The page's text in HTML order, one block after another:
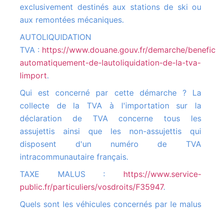
exclusivement destinés aux stations de ski ou
aux remontées mécaniques.
AUTOLIQUIDATION
TVA : https://www.douane.gouv.fr/demarche/
automatiquement-de-lautoliquidation-de-la-tva-
limport.
Qui est concerné par cette démarche ? La
collecte de la TVA à l'importation sur la
déclaration de TVA concerne tous les
assujettis ainsi que les non-assujettis qui
disposent d'un numéro de TVA
intracommunautaire français.
TAXE MALUS : https://www.service-
public.fr/particuliers/vosdroits/F35947.
Quels sont les véhicules concernés par le malus